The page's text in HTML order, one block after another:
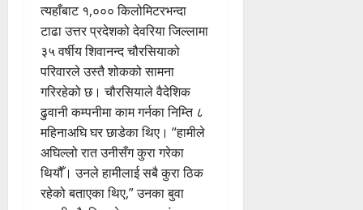
त्यहाँबाट १,००० किलोमिटरभन्दा
टाढा उत्तर प्रदेशको देवरिया जिल्लामा
३५ वर्षीय शिवानन्द चौरसियाको
परिवारले उस्तै शोकको सामना
गरिरहेको छ। चौरसियाले वैदेशिक
ढुवानी कम्पनीमा काम गर्नका निम्ति ८
महिनाअघि घर छाडेका थिए। “हामीले
अघिल्लो रात उनीसँग कुरा गरेका
थियौँ। उनले हामीलाई सबै कुरा ठिक
रहेको बताएका थिए,” उनका बुवा